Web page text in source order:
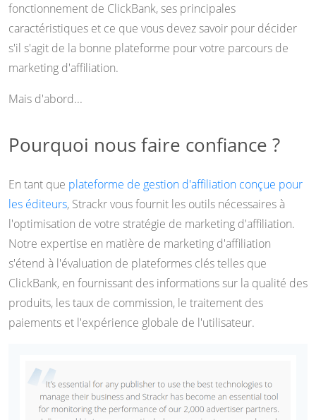
fonctionnement de ClickBank, ses principales
caractéristiques et ce que vous devez savoir pour décider
s'il s'agit de la bonne plateforme pour votre parcours de
marketing d'affiliation.
Mais d'abord...
Pourquoi nous faire confiance ?
En tant que plateforme de gestion d'affiliation conçue pour
les éditeurs, Strackr vous fournit les outils nécessaires à
l'optimisation de votre stratégie de marketing d'affiliation.
Notre expertise en matière de marketing d'affiliation
s'étend à l'évaluation de plateformes clés telles que
ClickBank, en fournissant des informations sur la qualité des
produits, les taux de commission, le traitement des
paiements et l'expérience globale de l'utilisateur.